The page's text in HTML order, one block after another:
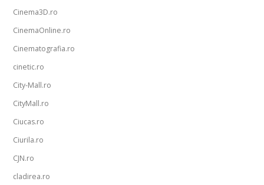
Cinema3D.ro
CinemaOnline.ro
Cinematografia.ro
cinetic.ro
City-Mall.ro
CityMall.ro
Ciucas.ro
Ciurila.ro
CJN.ro
cladirea.ro